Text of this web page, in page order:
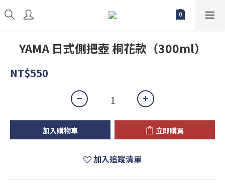
YAMA 日式側把壺 桐花款（300ml）
NT$550
加入購物車 立即購買
加入追蹤清單